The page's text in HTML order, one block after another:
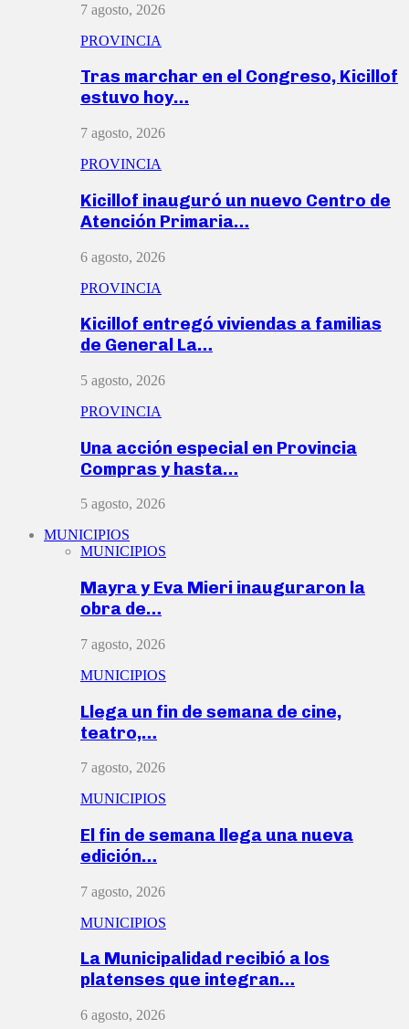
7 agosto, 2026
PROVINCIA
Tras marchar en el Congreso, Kicillof
estuvo hoy…
7 agosto, 2026
PROVINCIA
Kicillof inauguró un nuevo Centro de
Atención Primaria…
6 agosto, 2026
PROVINCIA
Kicillof entregó viviendas a familias
de General La…
5 agosto, 2026
PROVINCIA
Una acción especial en Provincia
Compras y hasta…
5 agosto, 2026
MUNICIPIOS
MUNICIPIOS
Mayra y Eva Mieri inauguraron la
obra de…
7 agosto, 2026
MUNICIPIOS
Llega un fin de semana de cine,
teatro,…
7 agosto, 2026
MUNICIPIOS
El fin de semana llega una nueva
edición…
7 agosto, 2026
MUNICIPIOS
La Municipalidad recibió a los
platenses que integran…
6 agosto, 2026